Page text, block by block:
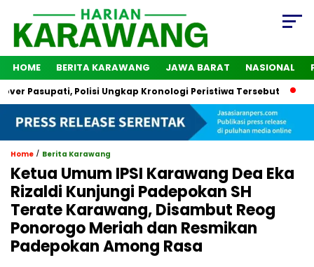
HOME BERITA KARAWANG JAWA BARAT NASIONAL
Polisi Ungkap Kronologi Peristiwa Tersebut 2 Orang
Home / Berita Karawang
Ketua Umum IPSI Karawang Dea Eka
Rizaldi Kunjungi Padepokan SH
Terate Karawang, Disambut Reog
Ponorogo Meriah dan Resmikan
Padepokan Among Rasa